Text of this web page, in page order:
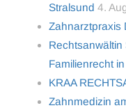
Stralsund 4.
Zahnarztpraxis
Rechtsanwältin
Familienrecht
KRAA
Zahnmedizin